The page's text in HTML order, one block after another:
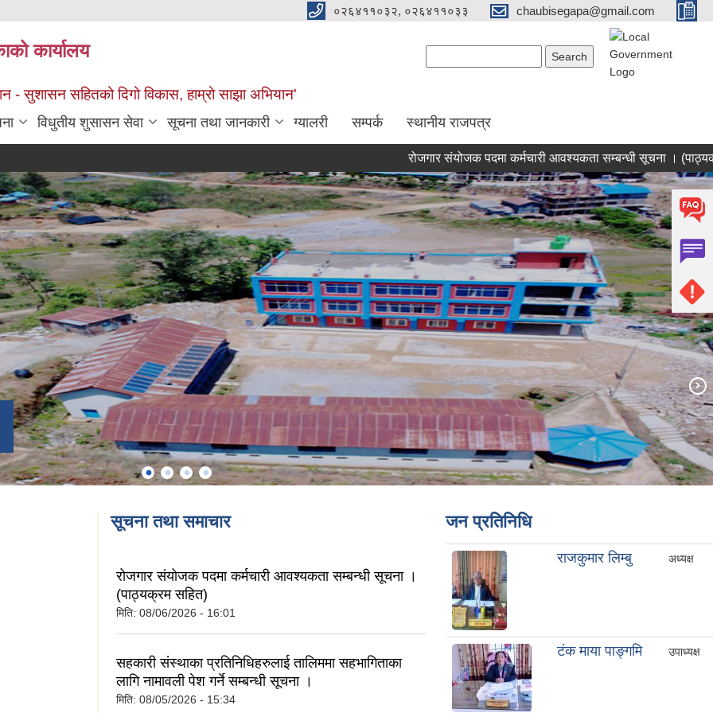
०२६४११०३२, ०२६४११०३३ chaubisegapa@gmail.com
कार्यालय
- सुशासन सहितको दिगो विकास, हाम्रो साझा अभियान'
विधुतीय शुसासन सेवा सूचना तथा जानकारी ग्यालरी सम्पर्क स्थानीय राजपत्र
रोजगार संयोजक पदमा कर्मचारी आवश्यकता सम्बन्धी सूचना । (पाठ्यक्रम
सूचना तथा समाचार
रोजगार संयोजक पदमा कर्मचारी आवश्यकता सम्बन्धी सूचना ।
(पाठ्यक्रम सहित)
मिति: 08/06/2026 - 16:01
सहकारी संस्थाका प्रतिनिधिहरुलाई तालिममा सहभागिताका
लागि नामावली पेश गर्ने सम्बन्धी सूचना ।
मिति: 08/05/2026 - 15:34
जन प्रतिनिधि
राजकुमार लिम्बु अध्यक्ष
टंक माया पाङ्गमि उपाध्यक्ष